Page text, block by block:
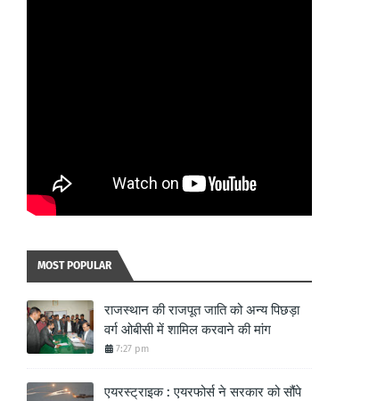
MOST POPULAR
राजस्थान की राजपूत जाति को अन्य पिछड़ा
वर्ग ओबीसी में शामिल करवाने की मांग
7:27 pm
एयरस्ट्राइक : एयरफोर्स ने सरकार को सौंपे